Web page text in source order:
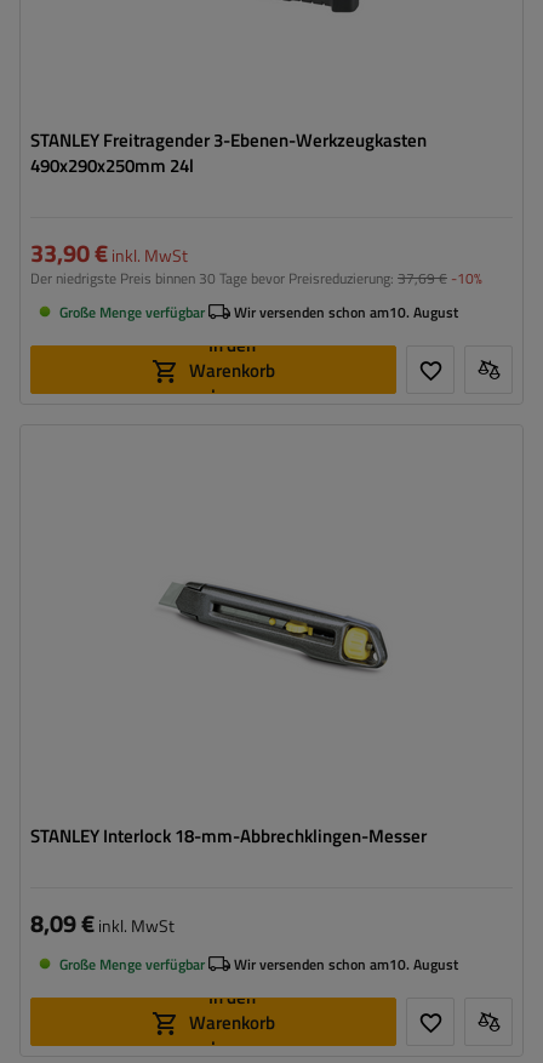
STANLEY Freitragender 3-Ebenen-Werkzeugkasten
490x290x250mm 24l
33,90 €inkl. MwSt
Der niedrigste Preis binnen 30 Tage bevor Preisreduzierung: 37,69 € -10%
Große Menge verfügbar
Wir versenden schon am10. August
In den
Warenkorb
legen
STANLEY Interlock 18-mm-Abbrechklingen-Messer
8,09 €inkl. MwSt
Große Menge verfügbar Wir versenden schon am10. August
In den
Warenkorb
legen